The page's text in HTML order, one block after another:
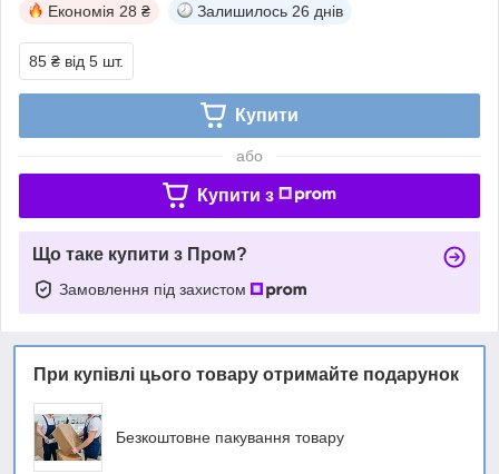
Економія 28 ₴ Залишилось 26 днів
85 ₴ від 5 шт.
Купити
або
Купити з
Що таке купити з Пром?
Замовлення під захистом
При купівлі цього товару отримайте подарунок
Безкоштовне пакування товару